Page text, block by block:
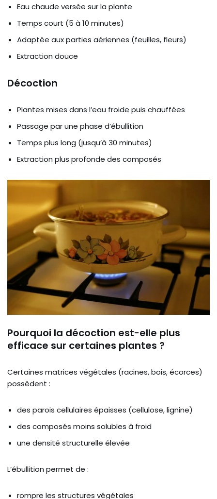
Eau chaude versée sur la plante
Temps court (5 à 10 minutes)
Adaptée aux parties aériennes (feuilles, fleurs)
Extraction douce
Décoction
Plantes mises dans l’eau froide puis chauffées
Passage par une phase d’ébullition
Temps plus long (jusqu’à 30 minutes)
Extraction plus profonde des composés
Pourquoi la décoction est-elle plus
efficace sur certaines plantes ?
Certaines matrices végétales (racines, bois, écorces)
possèdent :
des parois cellulaires épaisses (cellulose, lignine)
des composés moins solubles à froid
une densité structurelle élevée
L’ébullition permet de :
rompre les structures végétales